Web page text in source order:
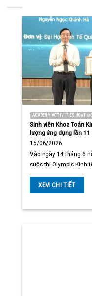
ACADEMY ACTIVITIES HOẠT
Sinh viên Khoa Toán
lượng ứng dụng lần 11
15/06/2026
Vào ngày 14 tháng 6
cuộc thi Olympic Kinh
XEM CHI TIẾT